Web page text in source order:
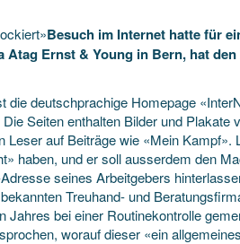
Besuch im Internet hatte für
Atag Ernst & Young in Bern, hat
die deutschprachige Homepage
Seiten enthalten Bilder und
Leser auf Beiträge wie «Mein
haben, und er soll ausserdem den
seines Arbeitgebers
Treuhand- und
Jahres bei einer Routinekontrolle
worauf dieser «ein